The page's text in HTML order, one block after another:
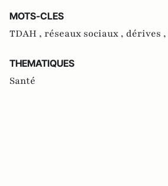
MOTS-CLES
TDAH , réseaux sociaux , dérives ,
THEMATIQUES
Santé